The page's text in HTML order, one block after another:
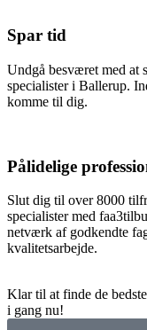
Spar tid
Undgå besværet med at
specialister i Ballerup.
komme til dig.
Pålidelige
Slut dig til over 8000
specialister med
netværk af godkendte
kvalitetsarbejde.
Klar til at finde de
i gang nu!